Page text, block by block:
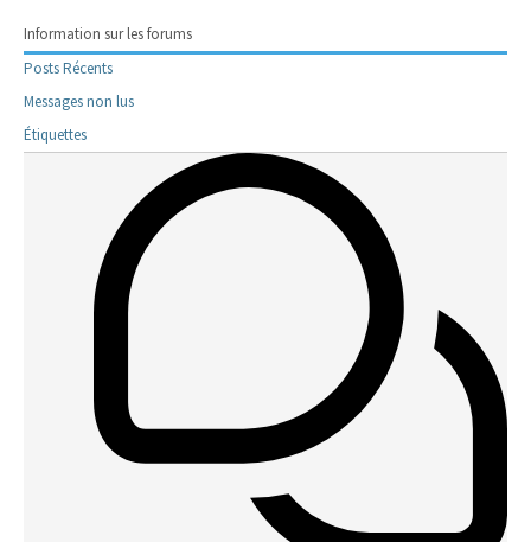
Information sur les forums
Posts Récents
Messages non lus
Étiquettes